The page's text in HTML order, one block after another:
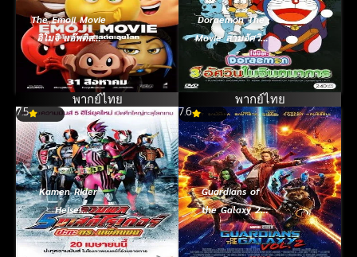
The Emoji Movie
อิโมจิ แอ๊พติสต์
ตะลุยโลก (2017)
พากย์ไทย
Doraemon The
Movie สามอัศวิน
ในจินตนาการ
(1994)
พากย์ไทย
7.5
Kamen Rider
Heisei
Generations รวม
พล 5 มาสค์ไรเด
7.6
Guardians of
the Galaxy 2
รวมพันธุ์นักสู้
พิทักษ์จักรวาล 2